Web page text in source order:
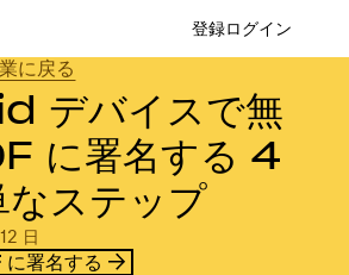
登録ログイン
に戻る
デバイスで無
に署名する 4
なステップ
日
署名する